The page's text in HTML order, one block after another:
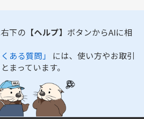
下の 【ヘルプ】 ボタンからAIに相
ある質問」 には、使い方やお取引
まっています。